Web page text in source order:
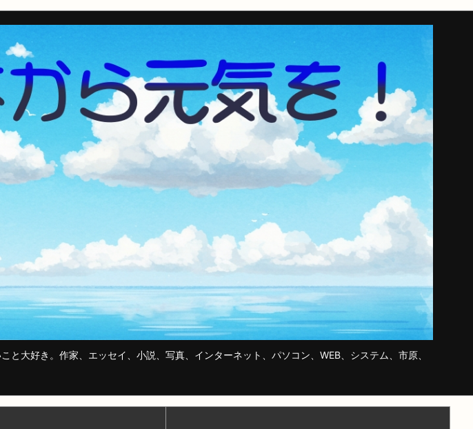
大好き。作家、エッセイ、小説、写真、インターネット、パソコン、WEB、システム、市原、